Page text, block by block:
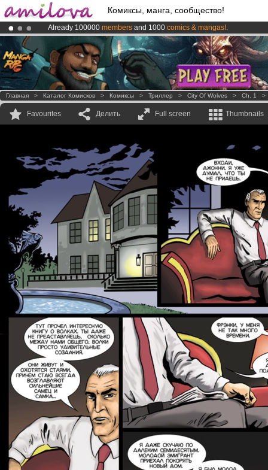
Комиксы, манга, сообщество!
Already 100000 members and 1000 comics & mangas!.
Premium membership from3.95 eurosper month !Get membership
AmilovaKickstarter is now LIVE!.
Главная > Каталог Комисков > Комиксы > Триллер > City Of Wolves > Ch. 1
Favourites Делить Full screen Thumbnails